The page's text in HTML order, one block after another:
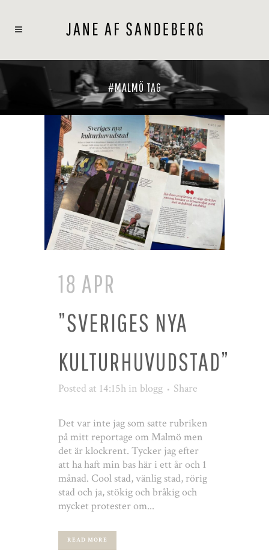
#MALMÖ TAG
18 APR
”SVERIGES NYA
KULTURHUVUDSTAD”
Posted at 14:15h in blogg Share
Det var inte jag som satte rubriken
på mitt reportage om Malmö men
det är klockrent. Tycker jag efter
att ha haft min bas här i ett år och 1
månad. Cool stad, vänlig stad, rörig
stad och ja, stökig och bråkig och
mycket protester om...
READ MORE